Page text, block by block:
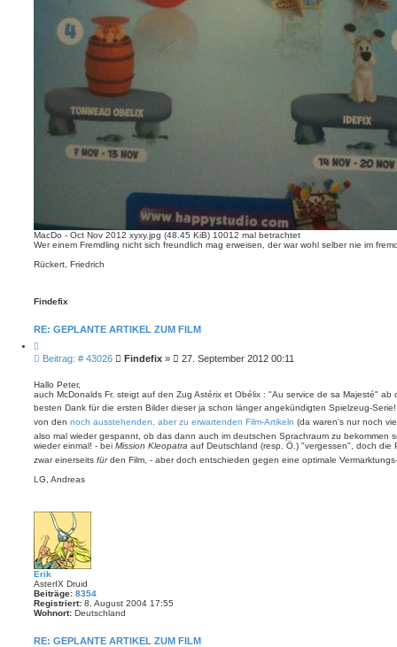
MacDo - Oct Nov 2012 xyxy.jpg (48.45 KiB) 10012 mal betrachtet
Wer einem Fremdling nicht sich freundlich mag erweisen, der war wohl selber nie im
Rückert, Friedrich
Findefix
RE: GEPLANTE ARTIKEL ZUM FILM
i
t
e
r
n
Beitrag: # 43026B
t
r
a
Findefix » 27. September 2012 00:11
Hallo Peter,
auch McDonalds Fr. steigt auf den Zug Astérix et Obélix : "Au service de sa Majesté" ab
besten Dank für die ersten Bilder dieser ja schon länger angekündigten Spielzeug-
von den noch ausstehenden, aber zu erwartenden Film-Artikeln (da waren's nur noch
also mal wieder gespannt, ob das dann auch im deutschen Sprachraum zu bekommen
wieder einmal! - bei Mission Kleopatra auf Deutschland (resp. Ö.) "vergessen", doch die
zwar einerseits fürden Film, - aber doch entschieden gegen eine optimale
LG, Andreas
Erik
AsterIX Druid
Beiträge: 8354
Registriert: 8. August 2004 17:55
Wohnort: Deutschland
RE: GEPLANTE ARTIKEL ZUM FILM